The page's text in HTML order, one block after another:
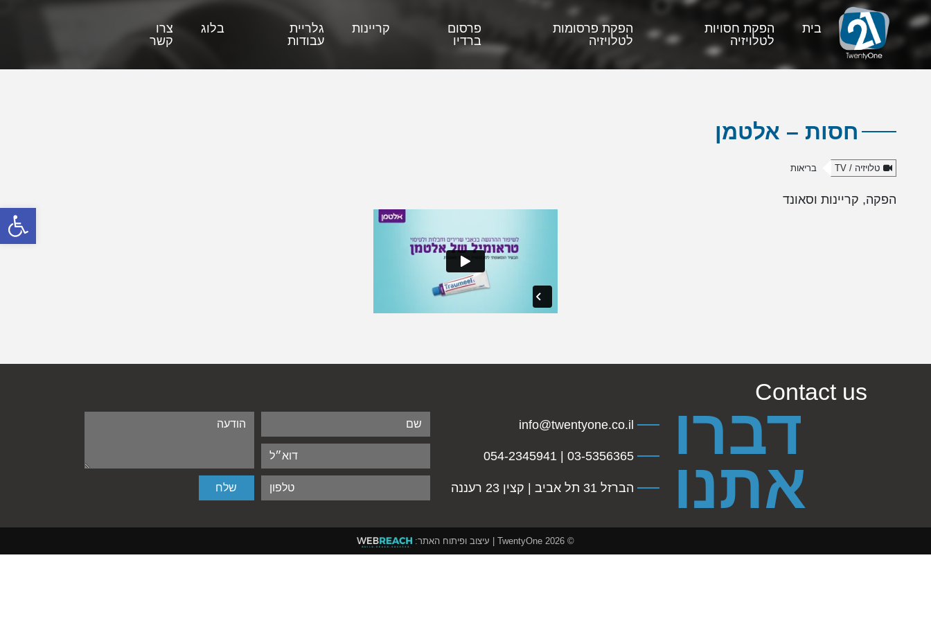
בית
הפקת חסויות
לטלויזיה
הפקת פרסומות
לטלויזיה
פרסום
ברדיו
קריינות
גלריית
עבודות
בלוג
צרו
קשר
חסות – אלטמן
טלויזיה / TV בריאות
הפקה, קריינות וסאונד
Contact us
דברו
אתנו
info@twentyone.co.il
03-5356365 | 054-2345941
הברזל 31 תל אביב | קצין 23 רעננה
© 2026
TwentyOne | עיצוב ופיתוח האתר: